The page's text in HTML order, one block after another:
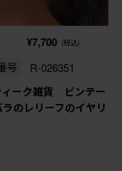
¥7,700 (税込)
号 R-026351
ィーク雑貨 ビンテー
のレリーフのイヤリ